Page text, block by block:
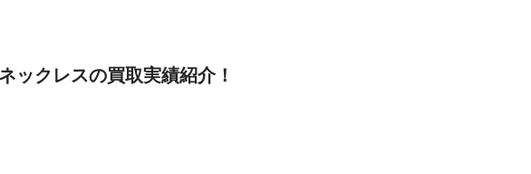
ックレスの買取実績紹介！